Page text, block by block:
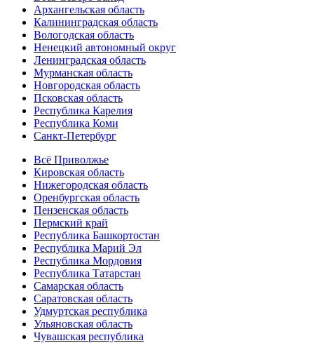
Архангельская область
Калининградская область
Вологодская область
Ненецкий автономный округ
Ленинградская область
Мурманская область
Новгородская область
Псковская область
Республика Карелия
Республика Коми
Санкт-Петербург
Всё Приволжье
Кировская область
Нижегородская область
Оренбургская область
Пензенская область
Пермский край
Республика Башкортостан
Республика Марий Эл
Республика Мордовия
Республика Татарстан
Самарская область
Саратовская область
Удмуртская республика
Ульяновская область
Чувашская республика